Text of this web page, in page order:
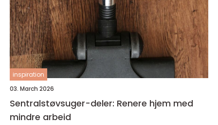
inspiration
03. March 2026
Sentralstøvsuger-deler: Renere hjem med
mindre arbeid